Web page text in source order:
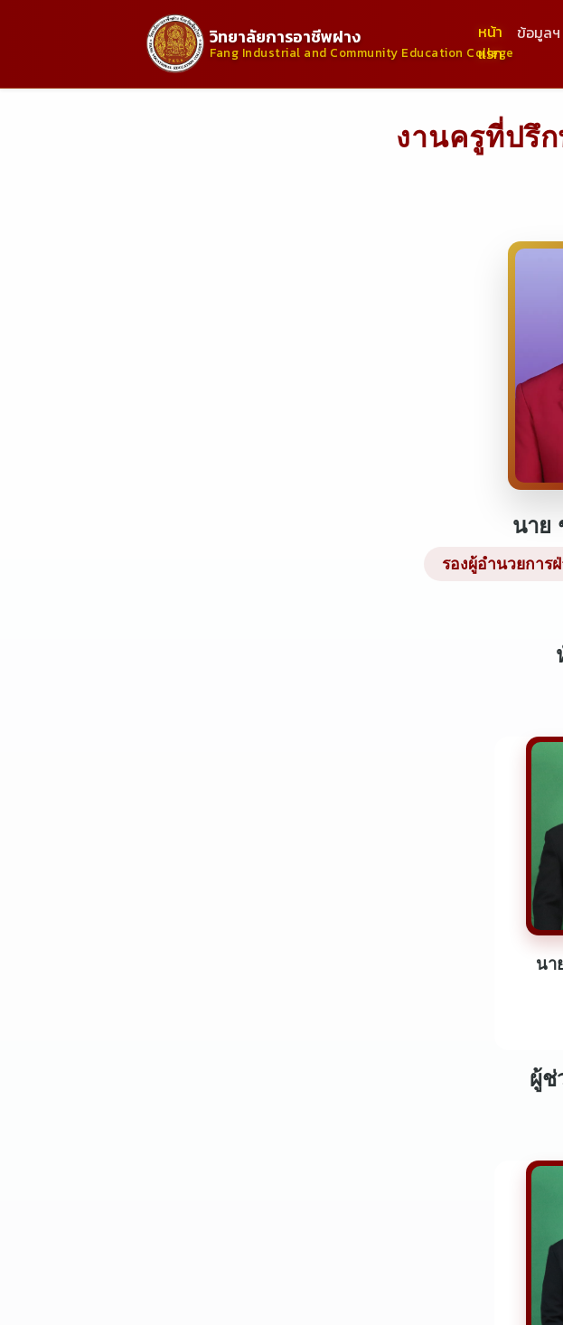
วิทยาลัยการอาชีพฝาง
Fang Industrial and Community Education College
หน้า
แรก
ข้อมูลฯ
งานครูที่ปรึ
นาย
รองผู้อำนวยการ
นา
ผู้ช่